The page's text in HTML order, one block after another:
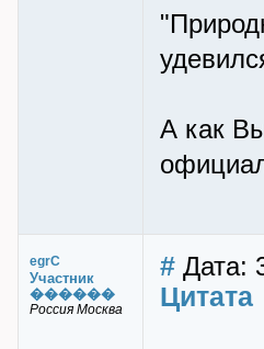
А как
egrC
Участник
������
Россия Москва
# Дата:
Цитата